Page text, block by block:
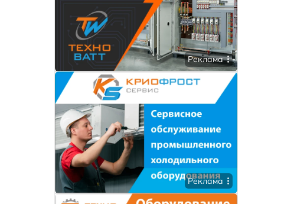
Реклама
Реклама